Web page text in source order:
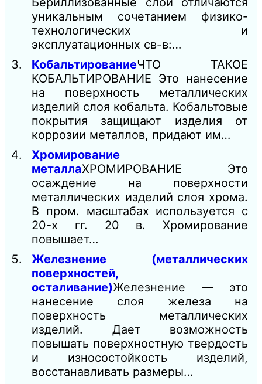
уникальным сочетанием физико-
технологических и
эксплуатационных св-в:…
КобальтированиеЧТО ТАКОЕ
КОБАЛЬТИРОВАНИЕ Это нанесение
на поверхность металлических
изделий слоя кобальта. Кобальтовые
покрытия защищают изделия от
коррозии металлов, придают им…
Хромирование
металлаХРОМИРОВАНИЕ Это
осаждение на поверхности
металлических изделий слоя хрома.
В пром. масштабах используется с
20-х гг. 20 в. Хромирование
повышает…
Железнение (металлических
поверхностей,
осталивание)Железнение — это
нанесение слоя железа на
поверхность металлических
изделий. Дает возможность
повышать поверхностную твердость
и износостойкость изделий,
восстанавливать размеры…